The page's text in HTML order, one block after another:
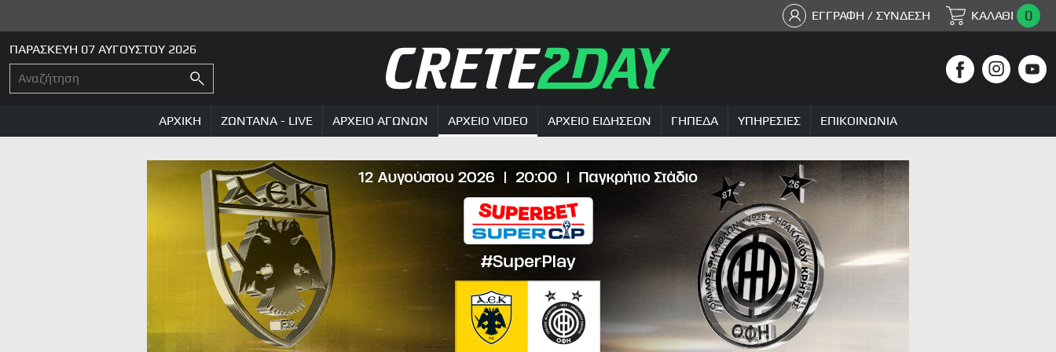
ΕΓΓΡΑΦΗ / ΣΥΝΔΕΣΗ ΚΑΛΑΘΙ 0
ΠΑΡΑΣΚΕΥΗ 07 ΑΥΓΟΥΣΤΟΥ 2026
ΑΡΧΙΚΗ ΖΩΝΤΑΝΑ - LIVE ΑΡΧΕΙΟ ΑΓΩΝΩΝ ΑΡΧΕΙΟ VIDEO ΑΡΧΕΙΟ ΕΙΔΗΣΕΩΝ ΓΗΠΕΔΑ ΥΠΗΡΕΣΙΕΣ ΕΠΙΚΟΙΝΩΝΙΑ